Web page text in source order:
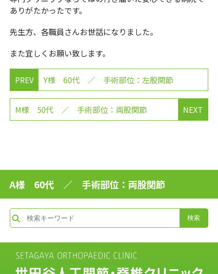
ありがたかったです。
先生方、各職員さんお世話になりました。
また宜しくお願い致します。
PREV Y様 60代 ／ 手術部位：左股関節
NEXT
M様 50代 ／ 手術部位：両股関節
A様 60代 ／ 手術部位：両股関節